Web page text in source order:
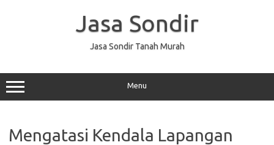
Jasa Sondir
Jasa Sondir Tanah Murah
Menu
Mengatasi Kendala Lapangan